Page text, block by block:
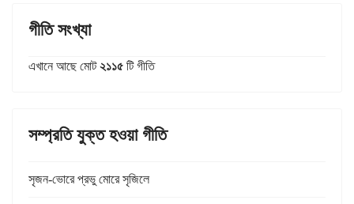
গীতি সংখ্যা
এখানে আছে মোট২১১৫ টি গীতি
সম্প্রতি যুক্ত হওয়া গীতি
সৃজন-ভোরে প্রভু মোরে সৃজিলে